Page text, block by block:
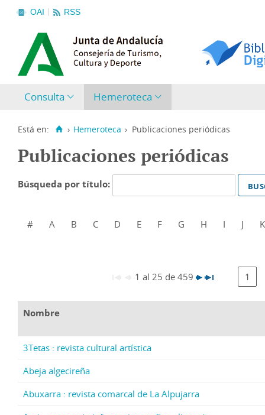
OAI RSS
Consulta Hemeroteca
Está en: › Hemeroteca › Publicaciones periódicas
Publicaciones periódicas
Búsqueda por título:
# A B C D E F G H I J K
1 al 25 de 459 1
Nombre
3Tetas : revista cultural artística
Abeja algecireña
Abuxarra : revista comarcal de La Alpujarra